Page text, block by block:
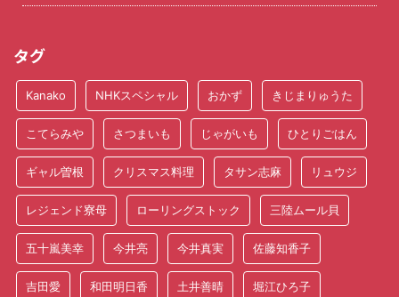
タグ
Kanako NHKスペシャル おかず きじまりゅうた
こてらみや さつまいも じゃがいも ひとりごはん
ギャル曽根 クリスマス料理 タサン志麻 リュウジ
レジェンド寮母 ローリングストック 三陸ムール貝
五十嵐美幸 今井亮 今井真実 佐藤知香子
吉田愛 和田明日香 土井善晴 堀江ひろ子